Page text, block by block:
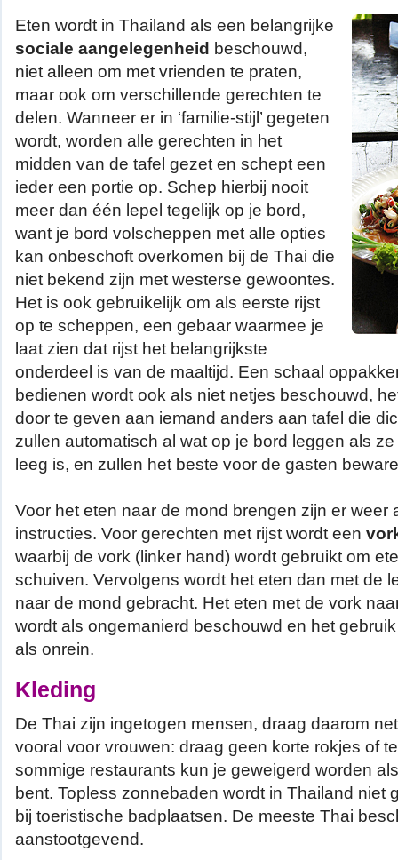
Eten wordt in Thailand als een belangrijke
sociale aangelegenheid beschouwd,
niet alleen om met vrienden te praten,
maar ook om verschillende gerechten te
delen. Wanneer er in ‘familie-stijl’ gegeten
wordt, worden alle gerechten in het
midden van de tafel gezet en schept een
ieder een portie op. Schep hierbij nooit
meer dan één lepel tegelijk op je bord,
want je bord volscheppen met alle opties
kan onbeschoft overkomen bij de Thai die
niet bekend zijn met westerse gewoontes.
Het is ook gebruikelijk om als eerste rijst
op te scheppen, een gebaar waarmee je
laat zien dat rijst het belangrijkste
onderdeel is van de maaltijd. Een schaal
bedienen wordt ook als niet netjes beschouwd,
door te geven aan iemand anders aan tafel die
zullen automatisch al wat op je bord leggen als
leeg is, en zullen het beste voor de gasten
Voor het eten naar de mond brengen zijn er weer
instructies. Voor gerechten met rijst wordt een
waarbij de vork (linker hand) wordt gebruikt om
schuiven. Vervolgens wordt het eten dan met de
naar de mond gebracht. Het eten met de vork
wordt als ongemanierd beschouwd en het
als onrein.
Kleding
De Thai zijn ingetogen mensen, draag daarom
vooral voor vrouwen: draag geen korte rokjes of
sommige restaurants kun je geweigerd worden
bent. Topless zonnebaden wordt in Thailand niet
bij toeristische badplaatsen. De meeste Thai
aanstootgevend.